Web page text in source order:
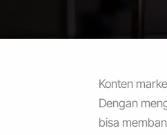
Konten
Dengan
bisa